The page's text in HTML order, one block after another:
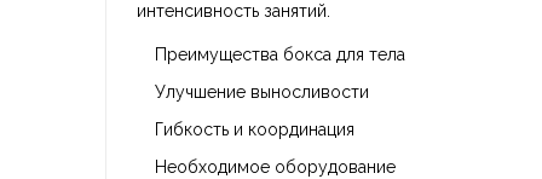
интенсивность занятий.
Преимущества бокса для тела
Улучшение выносливости
Гибкость и координация
Необходимое оборудование